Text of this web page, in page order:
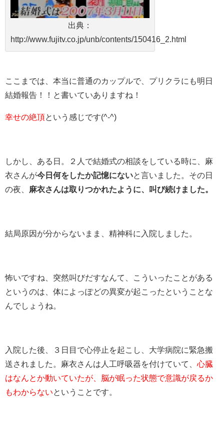
出典：
http://www.fujitv.co.jp/unb/contents/150416_2.html
ここまでは、本当に普通のカップルで、プリクラにも明日
結婚報告！！と書いていありますね！
幸せの絶頂という感じです(^-^)
しかし、ある日。２人で結婚式の相談をしている時に、麻
衣さんが今日何をしたか記憶にないと言いました。その日
の夜、 麻衣さんは取りつかれたように、叫び続けました。
結局原因が分からないまま、精神科に入院しました。
怖いですね、突然叫びだすなんて、こういったことがある
というのは、体によっぽどの異変が起こったということな
んでしょうね。
入院した後、３日目で心停止を起こし、大学病院に緊急搬
送されました。麻衣さんは人工呼吸器を付けていて、 心臓
はなんとか動いていたが、脳が眠った状態で意識が戻るか
もわからないということです。